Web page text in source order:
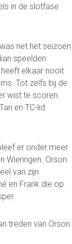
0252-413494
in de slotfase
net het seizoen
speelden
elkaar nooit
Tot zelfs bij de
wist te scoren.
en TC-lid
er onder meer
Wieringen. Orson
van zijn
en Frank die op
treden van Orson.